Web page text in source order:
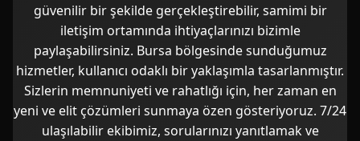
güvenilir bir şekilde gerçekleştirebilir, samimi bir
iletişim ortamında ihtiyaçlarınızı bizimle
paylaşabilirsiniz. Bursa bölgesinde sunduğumuz
hizmetler, kullanıcı odaklı bir yaklaşımla tasarlanmıştır.
Sizlerin memnuniyeti ve rahatlığı için, her zaman en
yeni ve elit çözümleri sunmaya özen gösteriyoruz. 7/24
ulaşılabilir ekibimiz, sorularınızı yanıtlamak ve